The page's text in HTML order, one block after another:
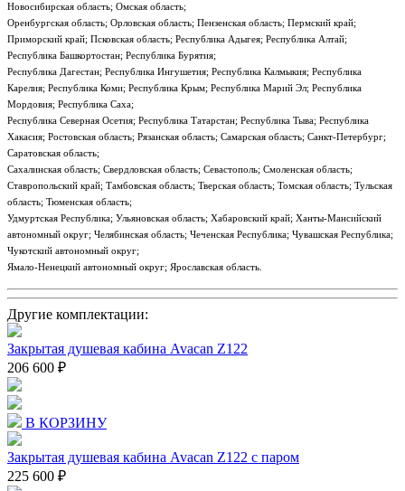
Новосибирская область; Омская область;
Оренбургская область; Орловская область; Пензенская область; Пермский край;
Приморский край; Псковская область; Республика Адыгея; Республика Алтай;
Республика Башкортостан; Республика Бурятия;
Республика Дагестан; Республика Ингушетия; Республика Калмыкия; Республика
Карелия; Республика Коми; Республика Крым; Республика Марий Эл; Республика
Мордовия; Республика Саха;
Республика Северная Осетия; Республика Татарстан; Республика Тыва; Республика
Хакасия; Ростовская область; Рязанская область; Самарская область; Санкт-Петербург;
Саратовская область;
Сахалинская область; Свердловская область; Севастополь; Смоленская область;
Ставропольский край; Тамбовская область; Тверская область; Томская область; Тульская
область; Тюменская область;
Удмуртская Республика; Ульяновская область; Хабаровский край; Ханты-Мансийский
автономный округ; Челябинская область; Чеченская Республика; Чувашская Республика;
Чукотский автономный округ;
Ямало-Ненецкий автономный округ; Ярославская область.
Другие комплектации:
Закрытая душевая кабина Avacan Z122
206 600 ₽
В КОРЗИНУ
Закрытая душевая кабина Avacan Z122 с паром
225 600 ₽